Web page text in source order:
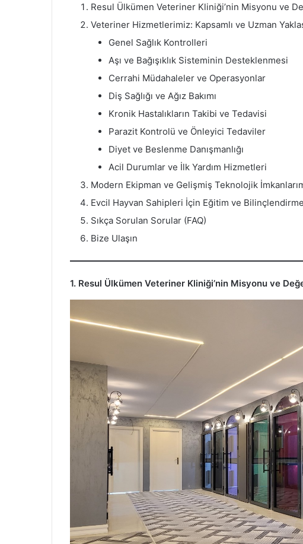
Resul Ülkümen Veteriner Kliniği’nin Misyonu ve
Veteriner Hizmetlerimiz: Kapsamlı ve Uzman
Genel Sağlık Kontrolleri
Aşı ve Bağışıklık Sisteminin Desteklenmesi
Cerrahi Müdahaleler ve Operasyonlar
Diş Sağlığı ve Ağız Bakımı
Kronik Hastalıkların Takibi ve Tedavisi
Parazit Kontrolü ve Önleyici Tedaviler
Diyet ve Beslenme Danışmanlığı
Acil Durumlar ve İlk Yardım Hizmetleri
Modern Ekipman ve Gelişmiş Teknolojik
Evcil Hayvan Sahipleri İçin Eğitim ve Bilinçlendirme
Sıkça Sorulan Sorular (FAQ)
Bize Ulaşın
1. Resul Ülkümen Veteriner Kliniği’nin Misyonu ve